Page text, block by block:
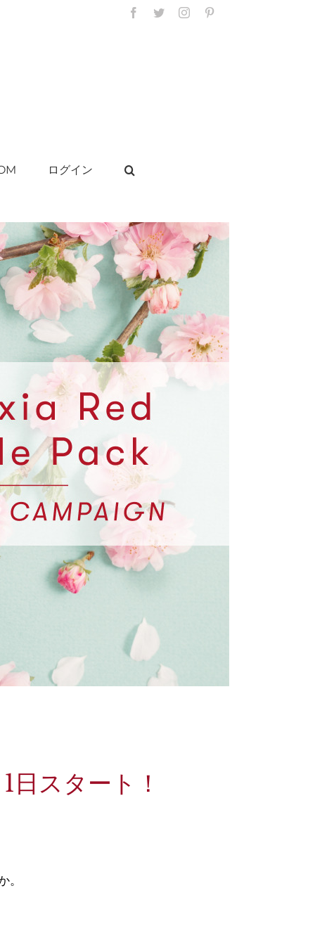
Facebook
TwitterInstagram
ログイン
日スタート！
。